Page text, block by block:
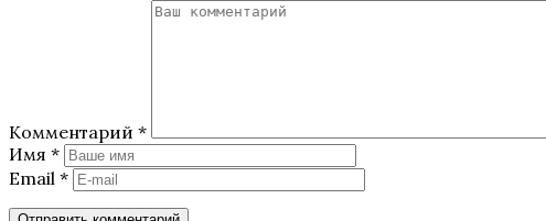
Комментарий *
Имя *
Email *